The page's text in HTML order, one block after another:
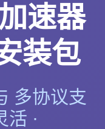
速器
装包
多协议支
活 ·